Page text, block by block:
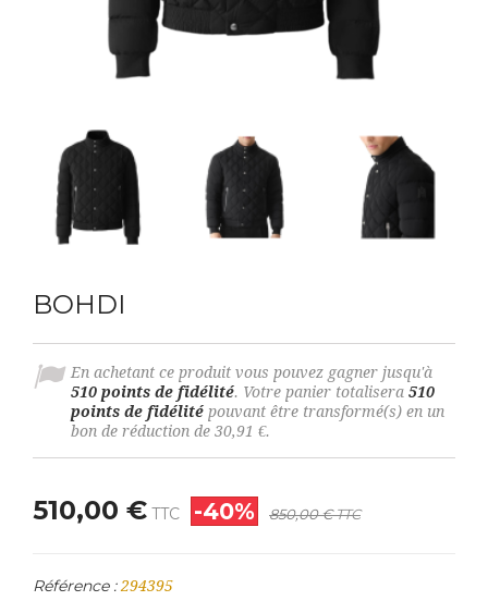
BOHDI
En achetant ce produit vous pouvez gagner jusqu'à
510 points de fidélité. Votre panier totalisera 510
points de fidélité pouvant être transformé(s) en un
bon de réduction de 30,91 €.
510,00 € TTC -40% 850,00 €TTC
Référence : 294395